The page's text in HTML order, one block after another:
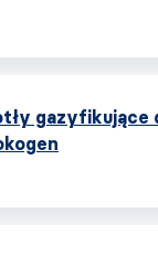
gazyfikujące